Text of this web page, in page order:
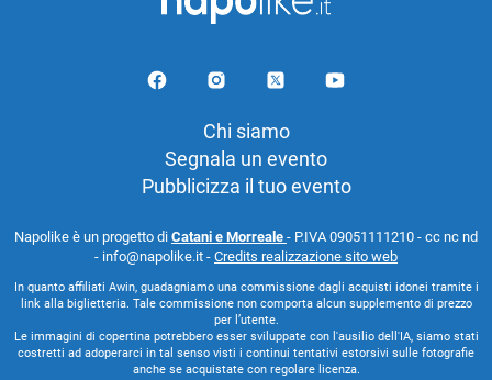
Chi siamo
Segnala un evento
Pubblicizza il tuo evento
Napolike è un progetto di Catani e Morreale - P.IVA 09051111210 - cc nc nd
- info@napolike.it - Credits realizzazione sito web
In quanto affiliati Awin, guadagniamo una commissione dagli acquisti idonei tramite i
link alla biglietteria. Tale commissione non comporta alcun supplemento di prezzo
per l’utente.
Le immagini di copertina potrebbero esser sviluppate con l'ausilio dell'IA, siamo stati
costretti ad adoperarci in tal senso visti i continui tentativi estorsivi sulle fotografie
anche se acquistate con regolare licenza.